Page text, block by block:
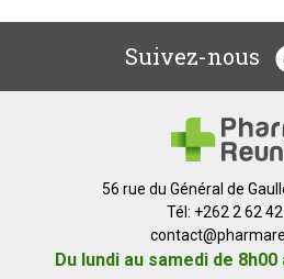
Suivez-nous
56 rue du Général de
Tél: +262 2 62
contact@
Du lundi au samedi de